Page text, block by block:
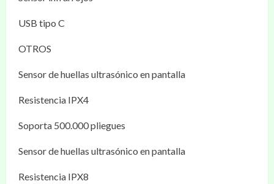
USB tipo C
OTROS
Sensor de huellas ultrasónico en pantalla
Resistencia IPX4
Soporta 500.000 pliegues
Sensor de huellas ultrasónico en pantalla
Resistencia IPX8